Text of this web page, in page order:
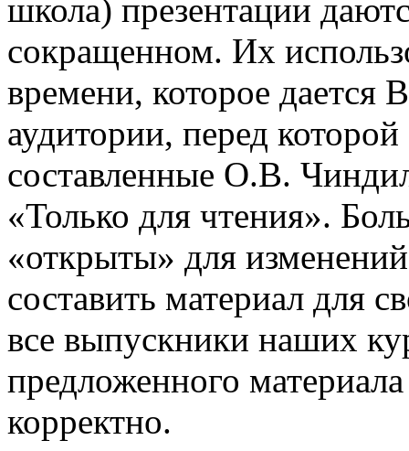
школа) презентации
сокращенном. Их
времени, которое дается
аудитории, перед
составленные О.В.
«Только для чтения».
«открыты» для
составить материал для
все выпускники наших
предложенного
корректно.